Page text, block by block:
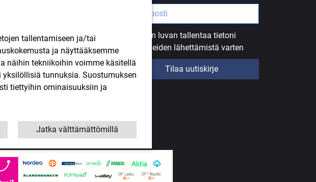
Tietosuojaseloste
Tilaus- ja toimitusehdot
Annan luvan tallentaa tietoni
uutiskirjeiden lähettämistä varten
Tilaa uutiskirje
tallentamiseen ja/tai
ja näyttääksemme
näihin tekniikoihin voimme käsitellä
tunnuksia. Suostumuksen
tiettyihin ominaisuuksiin ja
Jatka välttämättömillä